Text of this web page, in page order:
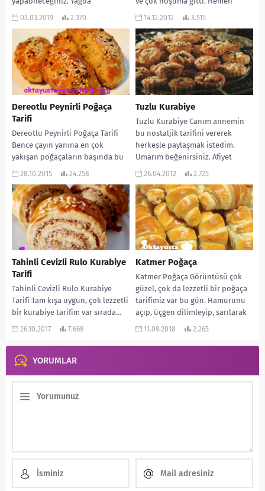
kızarmasına rağmen, yağ
03.03.2019 2.370
tarifini...
14.12.2012 3.515
Dereotlu Peynirli Poğaça
Tarifi
Dereotlu Peynirli Poğaça Tarifi
Bence çayın yanına en çok
yakışan poğaçaların başında bu
dereotlu poğaça geliyor. Ben
28.10.2015 24.258
Tuzlu Kurabiye
Tuzlu Kurabiye Canım annemin
bu nostaljik tarifini vererek
herkesle paylaşmak istedim.
Umarım beğenirsiniz. Afiyet
olsun… MALZEMELERİ: 1 su
26.04.2012 2.725
Tahinli Cevizli Rulo Kurabiye
Tarifi
Tahinli Cevizli Rulo Kurabiye
Tarifi Tam kışa uygun, çok lezzetli
bir kurabiye tarifim var sırada…
Görüntüsü de çok güzel oluyor....
26.10.2017 7.669
Katmer Poğaça
Katmer Poğaça Görüntüsü çok
güzel, çok da lezzetli bir poğaça
tarifimiz var bu gün. Hamurunu
açıp, üçgen dilimleyip, sarılarak
kapandığı...
11.09.2018 2.265
YORUMLAR